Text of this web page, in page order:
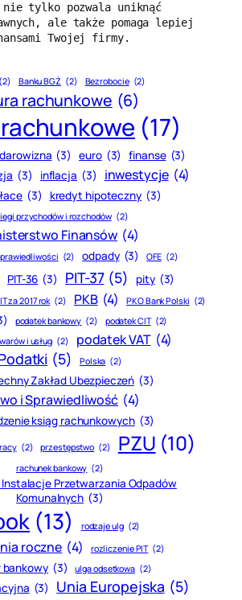
nie tylko pozwala uniknąć
ale także pomaga lepiej
Twojej firmy.
(2) Banku BGŻ (2) Bezrobocie (2)
rachunkowe (6)
(17)
darowizna (3) euro (3) finanse (3)
(3) inflacja (3) inwestycje (4)
(3) kredyt hipoteczny (3)
przychodów i rozchodów (2)
Finansów (4)
(2) odpady (3) OFE (2)
PIT-36 (3) PIT-37 (5) pity (3)
za 2017 rok (2) PKB (4) PKO Bank Polski (2)
podatek bankowy (2) podatek CIT (2)
i usług (2) podatek VAT (4)
(5) Polska (2)
Zakład Ubezpieczeń (3)
i Sprawiedliwość (4)
ksiąg rachunkowych (3)
(2) przestępstwo (2) PZU (10)
rachunek bankowy (2)
Przetwarzania Odpadów
Komunalnych (3)
(13) rodzaje ulg (2)
roczne (4) rozliczenie PIT (2)
(3) ulga odsetkowa (2)
(3) Unia Europejska (5)